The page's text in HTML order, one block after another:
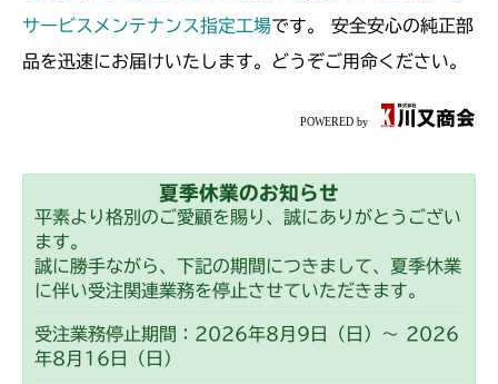
サービスメンテナンス指定工場です。 安全安心の純正部
品を迅速にお届けいたします。どうぞご用命ください。
夏季休業のお知らせ
平素より格別のご愛顧を賜り、誠にありがとうござい
ます。
誠に勝手ながら、下記の期間につきまして、夏季休業
に伴い受注関連業務を停止させていただきます。
受注業務停止期間：2026年8月9日（日）～ 2026
年8月16日（日）